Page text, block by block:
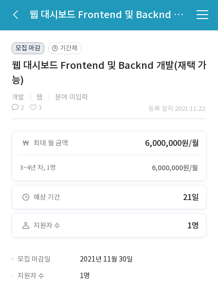
웹 대시보드 Frontend 및 Backnd 개발(재택 가능)
모집 마감 🕒 기간제
웹 대시보드 Frontend 및 Backnd 개발(재택 가
능)
개발 웹 분야 미입력
2 3 등록 일자 2021.11.22.
최대 월 금액 6,000,000원/월
3~4년 차, 1명 6,000,000원/월
예상 기간 21일
지원자 수 1명
모집 마감일
2021년 11월 30일
지원자 수
1명